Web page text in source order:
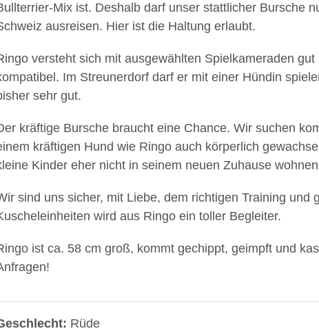
Mix ist. Deshalb darf unser stattlicher Bursche
ausreisen. Hier ist die Haltung erlaubt.
versteht sich mit ausgewählten Spielkameraden
Im Streunerdorf darf er mit einer Hündin
sehr gut.
kräftige Bursche braucht eine Chance. Wir suchen
kräftigen Hund wie Ringo auch körperlich
Kinder eher nicht in seinem neuen Zuhause
sind uns sicher, mit Liebe, dem richtigen Training und
wird aus Ringo ein toller Begleiter.
ist ca. 58 cm groß, kommt gechippt, geimpft und
Rüde